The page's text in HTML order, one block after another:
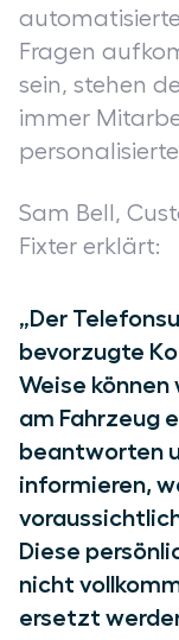
Fragen
sein, stehen
immer
Sam Bell,
Fixter erklärt:
„Der
bevorzugte
Weise
am Fahrzeug
beantworten
informieren,
Diese
nicht
ersetzt